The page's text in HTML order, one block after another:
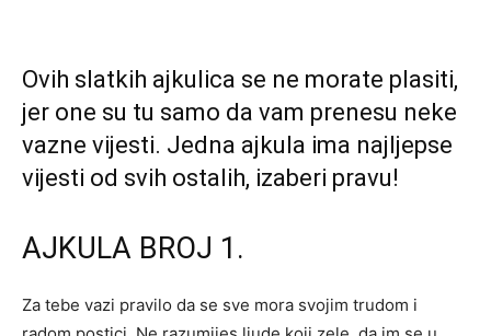
Ovih slatkih ajkulica se ne morate plasiti,
jer one su tu samo da vam prenesu neke
vazne vijesti. Jedna ajkula ima najljepse
vijesti od svih ostalih, izaberi pravu!
AJKULA BROJ 1.
Za tebe vazi pravilo da se sve mora svojim trudom i